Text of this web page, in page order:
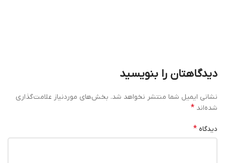
دیدگاهتان را بنویسید
نشانی ایمیل شما منتشر نخواهد شد. بخش‌های موردنیاز علامت‌گذاری
شده‌اند *
دیدگاه *